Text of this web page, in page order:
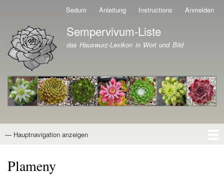
Direkt
zum
Inhalt
Sedum Anleitung Instructions Anmelden
Branding der Website
Sempervivum-Liste
das Hauswurz-Lexikon in Wort und Bild
Hauptnavigation
— Hauptnavigation anzeigen
Plameny